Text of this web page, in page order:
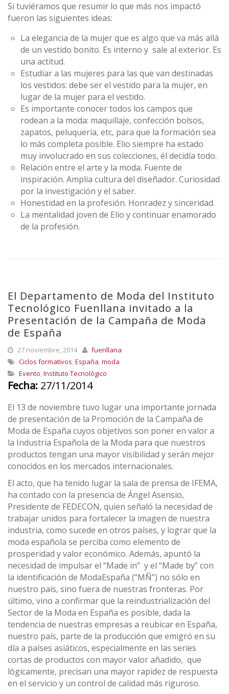
Si tuviéramos que resumir lo que más nos impactó
fueron las siguientes ideas:
La elegancia de la mujer que es algo que va más allá
de un vestido bonito. Es interno y sale al exterior. Es
una actitud.
Estudiar a las mujeres para las que van destinadas
los vestidos: debe ser el vestido para la mujer, en
lugar de la mujer para el vestido.
Es importante conocer todos los campos que
rodean a la moda: maquillaje, confección bolsos,
zapatos, peluquería, etc, para que la formación sea
lo más completa posible. Elio siempre ha estado
muy involucrado en sus colecciones, él decidía todo.
Relación entre el arte y la moda. Fuente de
inspiración. Amplia cultura del diseñador. Curiosidad
por la investigación y el saber.
Honestidad en la profesión. Honradez y sinceridad.
La mentalidad joven de Elio y continuar enamorado
de la profesión.
El Departamento de Moda del Instituto
Tecnológico Fuenllana invitado a la
Presentación de la Campaña de Moda
de España
27 noviembre, 2014
fuenllana
Ciclos formativos, España, moda
Evento, Instituto Tecnológico
Fecha: 27/11/2014
El 13 de noviembre tuvo lugar una importante jornada
de presentación de la Promoción de la Campaña de
Moda de España cuyos objetivos son poner en valor a
la Industria Española de la Moda para que nuestros
productos tengan una mayor visibilidad y serán mejor
conocidos en los mercados internacionales.
El acto, que ha tenido lugar la sala de prensa de IFEMA,
ha contado con la presencia de Ángel Asensio,
Presidente de FEDECON, quien señaló la necesidad de
trabajar unidos para fortalecer la imagen de nuestra
industria, como sucede en otros países, y lograr que la
moda española se perciba como elemento de
prosperidad y valor económico. Además, apuntó la
necesidad de impulsar el “Made in” y el “Made by” con
la identificación de ModaEspaña (“MÑ”) no sólo en
nuestro país, sino fuera de nuestras fronteras. Por
último, vino a confirmar que la reindustrialización del
Sector de la Moda en España es posible, dada la
tendencia de nuestras empresas a reubicar en España,
nuestro país, parte de la producción que emigró en su
día a países asiáticos, especialmente en las series
cortas de productos con mayor valor añadido, que
lógicamente, precisan una mayor rapidez de respuesta
en el servicio y un control de calidad más riguroso.